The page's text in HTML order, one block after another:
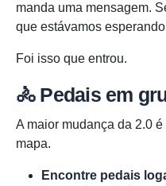
manda uma mensagem.
que estávamos
Foi isso que entrou.
🚴 Pedais em
A maior mudança da 2.0
mapa.
Encontre pedais